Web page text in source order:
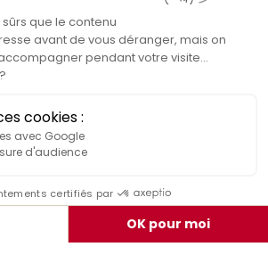
personnel
légales
des données
de vente
plans et découvertes
à vivre en famille et entre
amis